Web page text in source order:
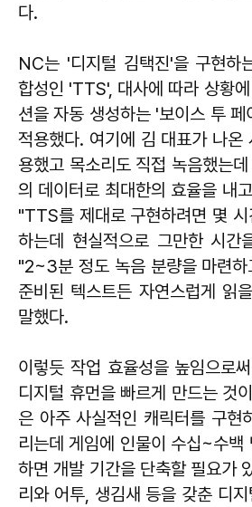
다.
NC는 '디지털 김택진'을 구현하
합성인 'TTS', 대사에 따라 상황에
션을 자동 생성하는 '보이스 투
적용했다. 여기에 김 대표가 나온
용했고 목소리도 직접 녹음했는
의 데이터로 최대한의 효율을 내
"TTS를 제대로 구현하려면 몇
하는데 현실적으로 그만한 시간
"2~3분 정도 녹음 분량을 마련하
준비된 텍스트든 자연스럽게 읽
말했다.
이렇듯 작업 효율성을 높임으로
디지털 휴먼을 빠르게 만드는 것
은 아주 사실적인 캐릭터를 구
리는데 게임에 인물이 수십~수백
하면 개발 기간을 단축할 필요가
리와 어투, 생김새 등을 갖춘 디